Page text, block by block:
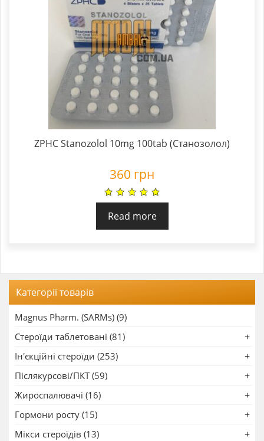
ZPHC Stanozolol 10mg 100tab (Станозолол)
360 грн
Read more
Категорії товарів
Magnus Pharm. (SARMs) (9)
Стероїди таблетовані (81)
Ін'єкційні стероїди (253)
Післякурсові/ПКТ (59)
Жироспалювачі (16)
Гормони росту (15)
Мікси стероїдів (13)